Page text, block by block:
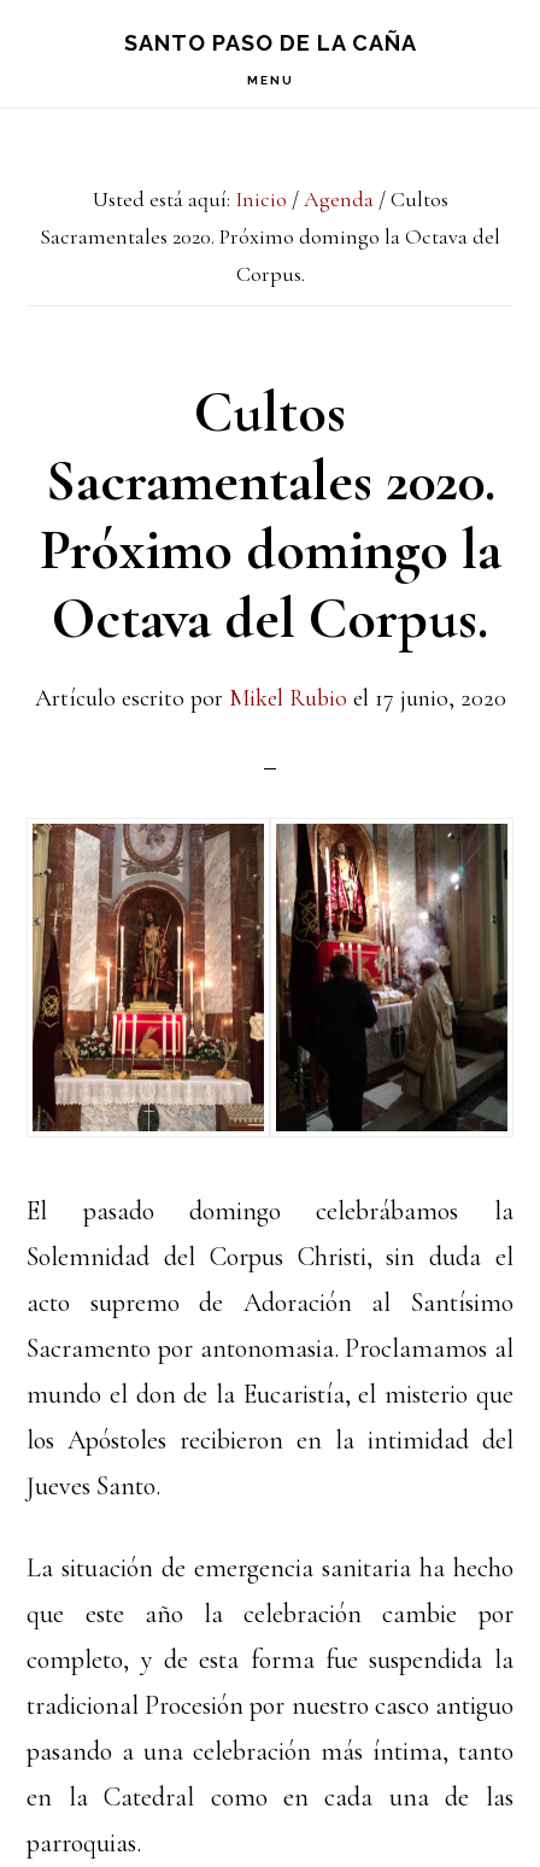
principal
SANTO PASO DE LA CAÑA
MENU
Usted está aquí: Inicio / Agenda /Cultos
Sacramentales 2020. Próximo domingo la Octava del
Corpus.
Cultos
Sacramentales 2020.
Próximo domingo la
Octava del Corpus.
Artículo escrito por Mikel Rubio el 17 junio, 2020
El pasado domingo celebrábamos la
Solemnidad del Corpus Christi, sin duda el
acto supremo de Adoración al Santísimo
Sacramento por antonomasia. Proclamamos al
mundo el don de la Eucaristía, el misterio que
los Apóstoles recibieron en la intimidad del
Jueves Santo.
La situación de emergencia sanitaria ha hecho
que este año la celebración cambie por
completo, y de esta forma fue suspendida la
tradicional Procesión por nuestro casco antiguo
pasando a una celebración más íntima, tanto
en la Catedral como en cada una de las
parroquias.